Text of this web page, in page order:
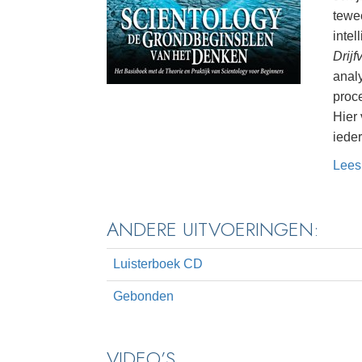
Hier
ANDERE UITVOERINGEN:
Luisterboek CD
Gebonden